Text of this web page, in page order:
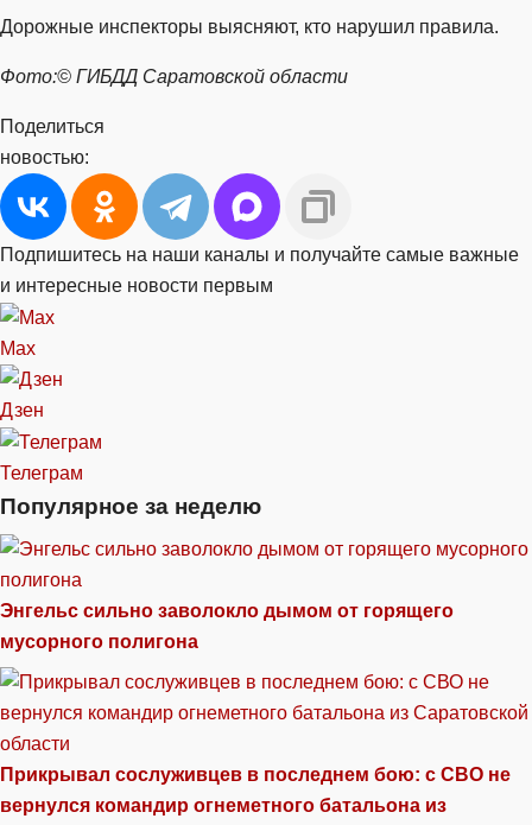
Дорожные инспекторы выясняют, кто нарушил правила.
Фото:© ГИБДД Саратовской области
Поделиться
новостью:
Подпишитесь на наши каналы и получайте самые важные
и интересные новости первым
Max
Дзен
Телеграм
Популярное за неделю
Энгельс сильно заволокло дымом от горящего
мусорного полигона
Прикрывал сослуживцев в последнем бою: с СВО не
вернулся командир огнеметного батальона из